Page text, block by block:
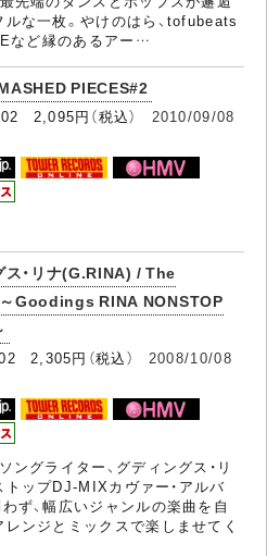
な一枚。やけのはら、tofubeats
など縁のあるアー…
PIECES#2
2,095円（税込） 2010/09/08
ス・リナ(G.RINA) / The
Goodings RINA NONSTOP
2,305円（税込） 2008/10/08
ングライター、グディングス・リ
トップDJ-MIXカヴァー・アルバ
ず、幅広いジャンルの楽曲を自
レンジとミックスで楽しませてく